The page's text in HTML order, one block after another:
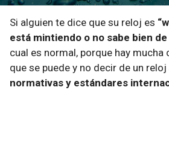
Si alguien te dice que su reloj es
está mintiendo o no sabe bien de
cual es normal, porque hay
que se puede y no decir de un
normativas y estándares